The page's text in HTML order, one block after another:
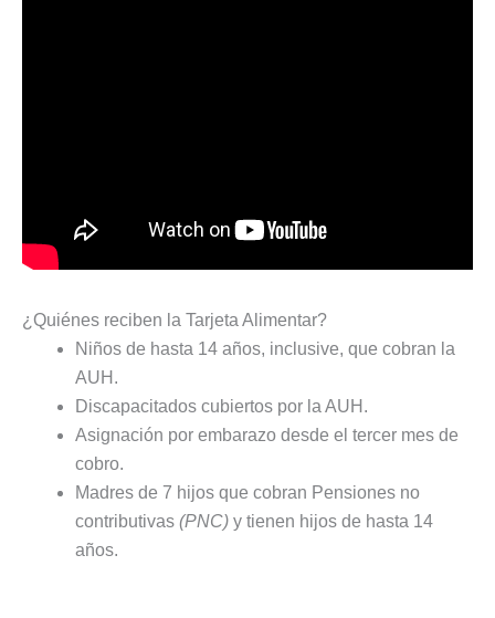
¿Quiénes reciben la Tarjeta Alimentar?
Niños de hasta 14 años, inclusive, que cobran la
AUH.
Discapacitados cubiertos por la AUH.
Asignación por embarazo desde el tercer mes de
cobro.
Madres de 7 hijos que cobran Pensiones no
contributivas (PNC) y tienen hijos de hasta 14
años.